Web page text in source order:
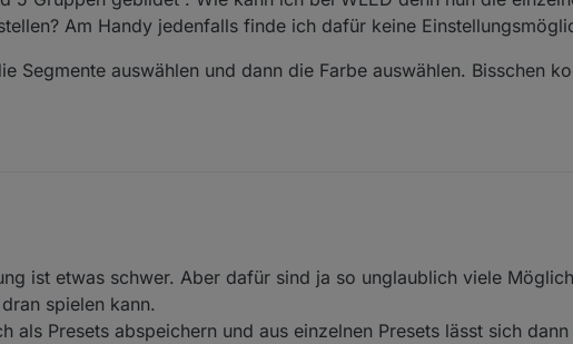
Am Handy jedenfalls finde ich dafür keine
Segmente auswählen und dann die Farbe auswählen. Bisschen
. Es sind jeweils 19 LEDs pro Seite und Fach. Also 19 rechts und 19 links. Habe
a19 LEDs und 5 Gruppen gebildet . Wie kann ich bei WLED denn nun die
Farbe darstellen? Am Handy jedenfalls finde ich dafür keine
Man muss die Segmente auswählen und dann die Farbe auswählen.
ist etwas schwer. Aber dafür sind ja so unglaublich viele
spielen kann.
als Presets abspeichern und aus einzelnen Presets lässt sich